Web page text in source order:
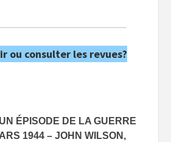
ou consulter les revues?
ÉPISODE DE LA GUERRE
1944 – JOHN WILSON,